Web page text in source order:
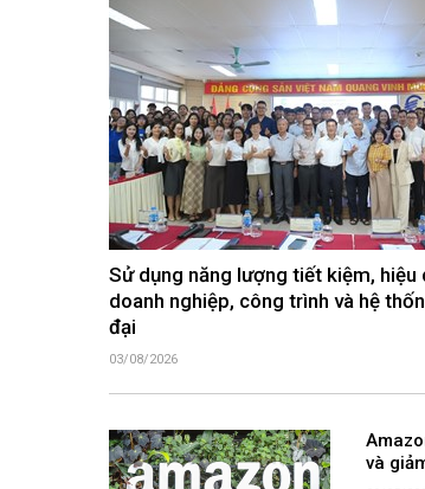
Sử dụng năng lượng tiết kiệm, hiệu
doanh nghiệp, công trình và hệ
đại
03/08/2026
và